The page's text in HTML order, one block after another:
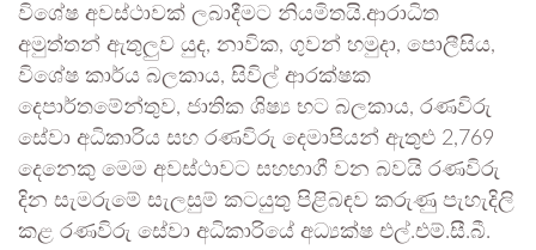
විශේෂ අවස්ථාවක් ලබාදීමට නියමිතයි.ආරාධිත
අමුත්තන් ඇතුලුව යුද, නාවික, ගුවන් හමුදා, පොලීසිය,
විශේෂ කාර්ය බලකාය, සිවිල් ආරක්ෂක
දෙපාර්තමේන්තුව, ජාතික ශිෂ්‍ය භට බලකාය, රණවිරු
සේවා අධිකාරිය සහ රණවිරු දෙමාපියන් ඇතුළු 2,769
දෙනෙකු මෙම අවස්ථාවට සහභාගී වන බවයි රණවිරු
දින සැමරුමේ සැලසුම් කටයුතු පිළිබඳව කරුණු පැහැදිලි
කළ රණවිරු සේවා අධිකාරියේ අධ්‍යක්ෂ එල්.එම්.සී.බී.